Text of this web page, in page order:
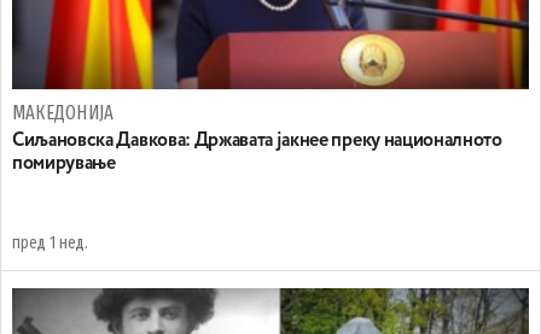
МАКЕДОНИЈА
Сиљановска Давкова: Државата јакнее преку националното
помирување
пред 1 нед.